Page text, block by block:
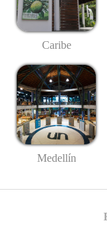
Caribe
Medellín